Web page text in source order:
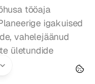
tööaja
igakuised
vahelejäänud
ületundide